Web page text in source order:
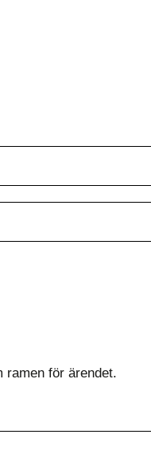
ramen för ärendet.